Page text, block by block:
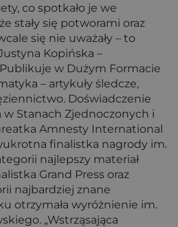
co spotkało je we
stały się potworami oraz
się nie uważały – to
Kopińska –
w Dużym Formacie
– artykuły śledcze,
Doświadczenie
w Stanach Zjednoczonych i
Amnesty International
finalistka nagrody im.
najlepszy materiał
Grand Press oraz
najbardziej znane
otrzymała wyróżnienie im.
„Wstrząsająca